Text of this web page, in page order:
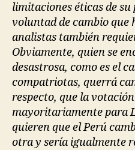
limitaciones éticas de su
voluntad de cambio que
analistas también
Obviamente, quien se
desastrosa, como es el
compatriotas, querrá
respecto, que la
mayoritariamente para
quieren que el Perú
otra y sería igualmente